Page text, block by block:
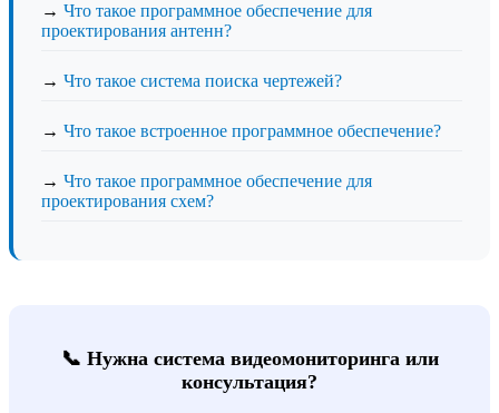
→ Что такое программное обеспечение для
проектирования антенн?
→ Что такое система поиска чертежей?
→ Что такое встроенное программное обеспечение?
→ Что такое программное обеспечение для
проектирования схем?
📞 Нужна система видеомониторинга или
консультация?